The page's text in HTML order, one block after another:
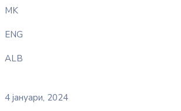
MK
ENG
ALB
4 јануари, 2024